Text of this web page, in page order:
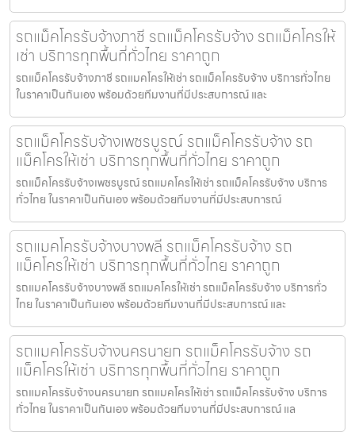
รถแม็คโครรับจ้างภาชี รถแม็คโครรับจ้าง รถแม็คโครให้
เช่า บริการทุกพื้นที่ทั่วไทย ราคาถูก
รถแม็คโครรับจ้างภาชี รถแมคโครให้เช่า รถแม็คโครรับจ้าง บริการทั่วไทย
ในราคาเป็นกันเอง พร้อมด้วยทีมงานที่มีประสบการณ์ และ
รถแม็คโครรับจ้างเพชรบูรณ์ รถแม็คโครรับจ้าง รถ
แม็คโครให้เช่า บริการทุกพื้นที่ทั่วไทย ราคาถูก
รถแม็คโครรับจ้างเพชรบูรณ์ รถแมคโครให้เช่า รถแม็คโครรับจ้าง บริการ
ทั่วไทย ในราคาเป็นกันเอง พร้อมด้วยทีมงานที่มีประสบการณ์
รถแมคโครรับจ้างบางพลี รถแม็คโครรับจ้าง รถ
แม็คโครให้เช่า บริการทุกพื้นที่ทั่วไทย ราคาถูก
รถแมคโครรับจ้างบางพลี รถแมคโครให้เช่า รถแม็คโครรับจ้าง บริการทั่ว
ไทย ในราคาเป็นกันเอง พร้อมด้วยทีมงานที่มีประสบการณ์ และ
รถแมคโครรับจ้างนครนายก รถแม็คโครรับจ้าง รถ
แม็คโครให้เช่า บริการทุกพื้นที่ทั่วไทย ราคาถูก
รถแมคโครรับจ้างนครนายก รถแมคโครให้เช่า รถแม็คโครรับจ้าง บริการ
ทั่วไทย ในราคาเป็นกันเอง พร้อมด้วยทีมงานที่มีประสบการณ์ แล